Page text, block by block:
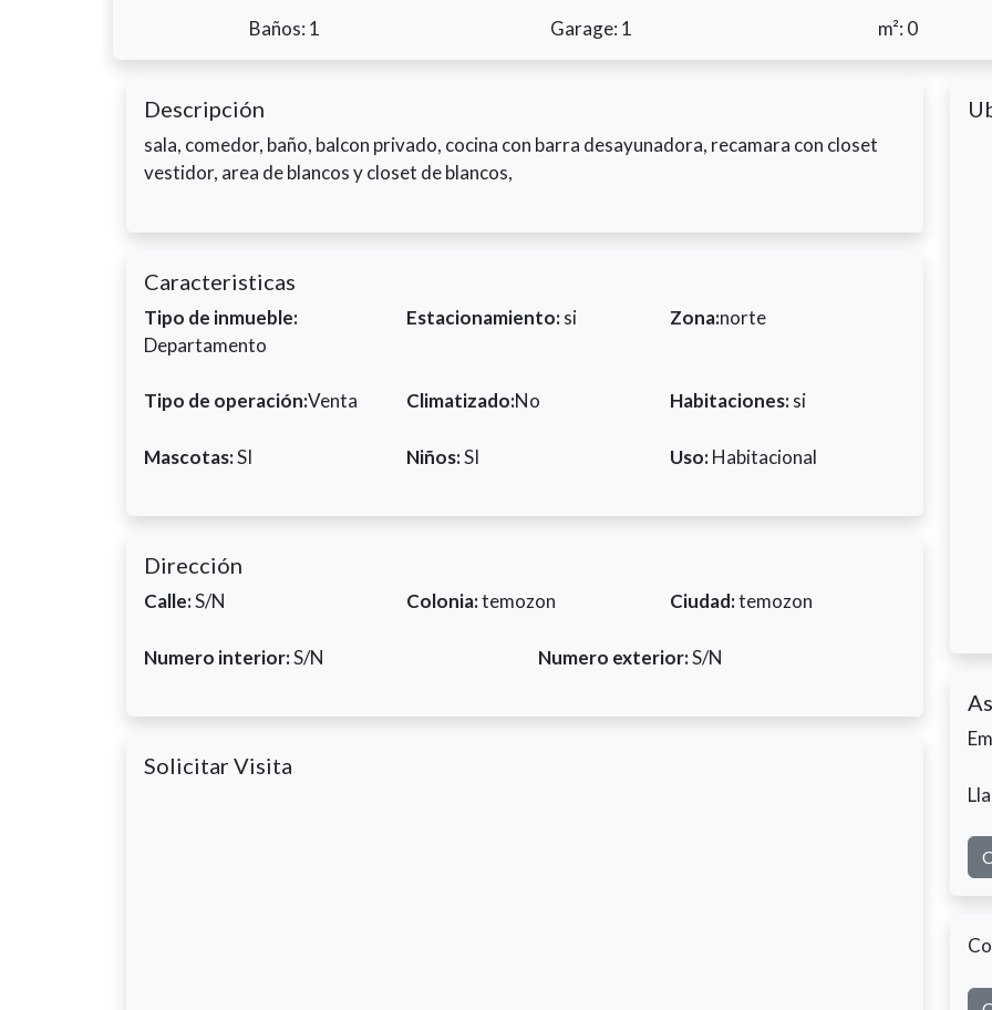
Baños: 1 Garage: 1 m²: 0
Descripción
sala, comedor, baño, balcon privado, cocina con barra desayunadora, recamara con closet
vestidor, area de blancos y closet de blancos,
Caracteristicas
Tipo de inmueble:
Departamento
Estacionamiento:si Zona:norte
Tipo de operación:Venta Climatizado:No Habitaciones:si
Mascotas:SI Niños:SI Uso:Habitacional
Dirección
Calle:S/N Colonia:temozon Ciudad:temozon
Numero interior:S/N Numero exterior:S/N
Solicitar Visita